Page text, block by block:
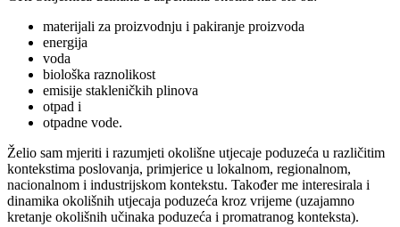
materijali za proizvodnju i pakiranje proizvoda
energija
voda
biološka raznolikost
emisije stakleničkih plinova
otpad i
otpadne vode.
Želio sam mjeriti i razumjeti okolišne utjecaje poduzeća u različitim
kontekstima poslovanja, primjerice u lokalnom, regionalnom,
nacionalnom i industrijskom kontekstu. Također me interesirala i
dinamika okolišnih utjecaja poduzeća kroz vrijeme (uzajamno
kretanje okolišnih učinaka poduzeća i promatranog konteksta).